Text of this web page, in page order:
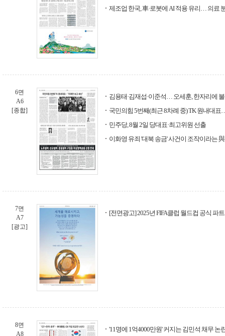
제조업 한국, 車·로봇에 AI 적용 유리… 의료
6면
A6
[종합]
김용태·김재섭·이준석… 오세훈, 한자리에
국민의힘 5번째(최근 8차례 중) TK 원내대
민주당, 8월 2일 당대표·최고위원 선출
이화영 유죄 '대북 송금' 사건이 조작이라는
7면
A7
[광고]
[전면광고] 2025년 FIFA클럽 월드컵 공식 파
8면
A8
'11명에 1억4000만원' 커지는 김민석 채무